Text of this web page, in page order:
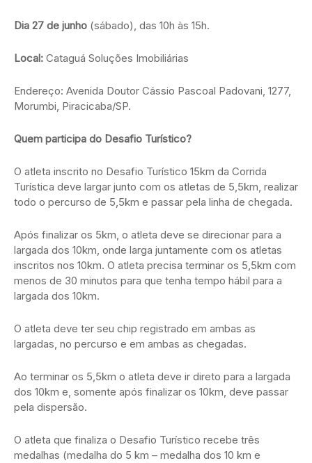
Dia 27 de junho (sábado), das 10h às 15h.
Local: Cataguá Soluções Imobiliárias
Endereço: Avenida Doutor Cássio Pascoal Padovani, 1277,
Morumbi, Piracicaba/SP.
Quem participa do Desafio Turístico?
O atleta inscrito no Desafio Turístico 15km da Corrida
Turística deve largar junto com os atletas de 5,5km, realizar
todo o percurso de 5,5km e passar pela linha de chegada.
Após finalizar os 5km, o atleta deve se direcionar para a
largada dos 10km, onde larga juntamente com os atletas
inscritos nos 10km. O atleta precisa terminar os 5,5km com
menos de 30 minutos para que tenha tempo hábil para a
largada dos 10km.
O atleta deve ter seu chip registrado em ambas as
largadas, no percurso e em ambas as chegadas.
Ao terminar os 5,5km o atleta deve ir direto para a largada
dos 10km e, somente após finalizar os 10km, deve passar
pela dispersão.
O atleta que finaliza o Desafio Turístico recebe três
medalhas (medalha do 5 km – medalha dos 10 km e